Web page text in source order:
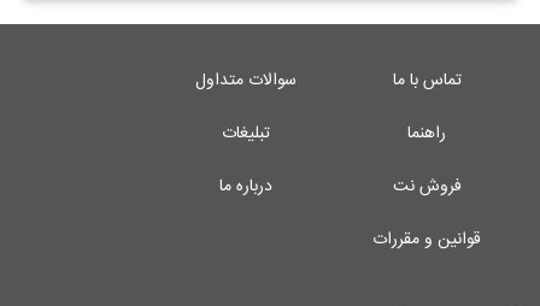
تماس با ما
سوالات متداول
راهنما
تبلیغات
فروش نت
درباره ما
قوانین و مقررات